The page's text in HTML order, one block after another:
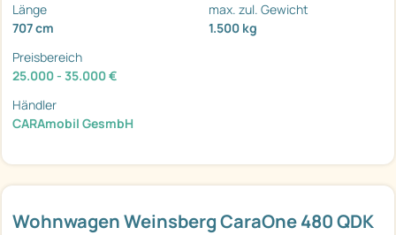
Wohnwagen Weinsberg CaraOne 480 QDK
Länge
707 cm
max. zul. Gewicht
1.500 kg
Preisbereich
25.000 - 35.000 €
Händler
CARAmobil GesmbH